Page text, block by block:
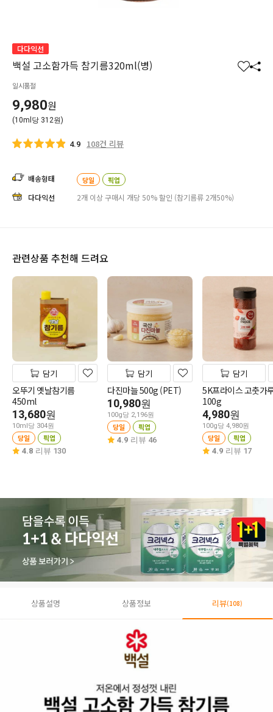
다다익선
백설 고소함가득 참기름320ml(병)
찜 공
일시품절
9,980원
(10ml당 312원)
4.9 108건 리뷰
배송형태 당일 픽업
다다익선 2개 이상 구매시 개당 50% 할인 (참기름류 2개50%)
관련상품 추천해 드려요
담기
오뚜기 옛날참기름
450ml
13,680원
10ml당 304원
당일 픽업
4.8 리뷰 130
담기
다진마늘 500g (PET)
10,980원
100g당 2,196원
당일 픽업
4.9 리뷰 46
담기
5K프라이스 고춧가
100g
4,980원
100g당 4,980원
당일 픽업
4.9 리뷰 17
상품설명 상품정보 리뷰(108)